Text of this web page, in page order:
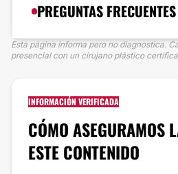
PREGUNTAS FRECUENTES
Esta página informa pero no diagnostica.
presencial con un cirujano plástico
INFORMACIÓN VERIFICADA
CÓMO ASEGURAMOS
ESTE CONTENIDO